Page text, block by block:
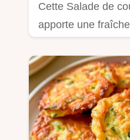
Cette Salade de
apporte une